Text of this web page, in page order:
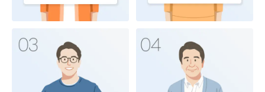
プログラム
よくあるご質問